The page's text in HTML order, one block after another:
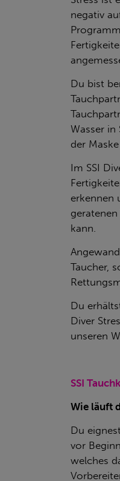
negativ
Du bist
Wasser in
der
Im SSI
erkennen
kann.
Taucher,
Du
Diver
unseren
SSI
Wie läuft
Du
vor
welches